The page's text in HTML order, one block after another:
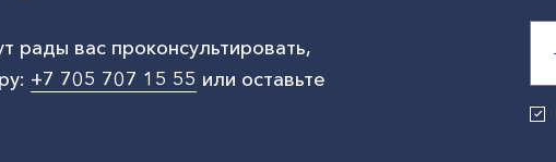
рады вас проконсультировать,
+7 705 707 15 55 или оставьте